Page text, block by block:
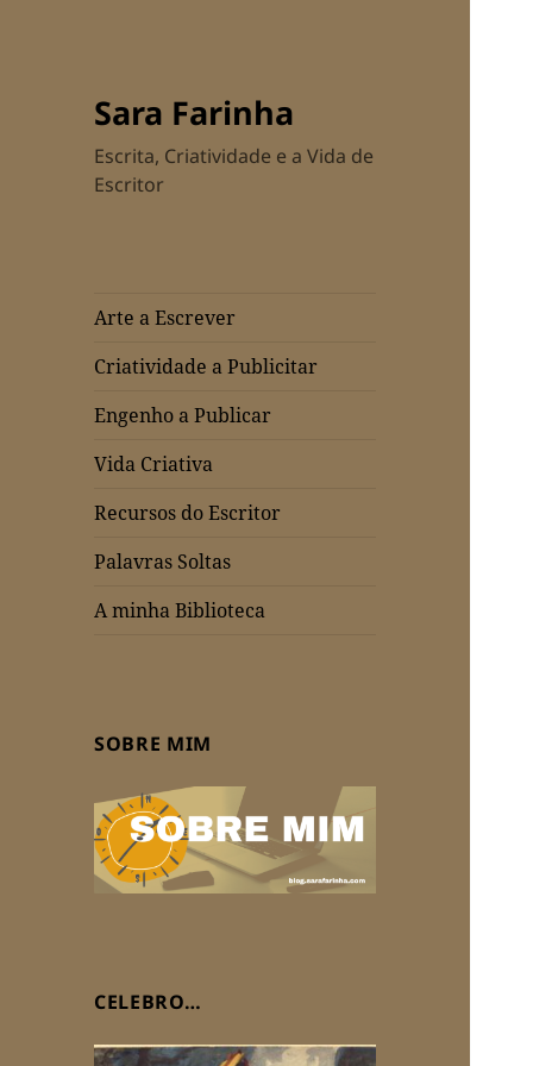
Sara Farinha
Escrita, Criatividade e a Vida de
Escritor
Arte a Escrever
Criatividade a Publicitar
Engenho a Publicar
Vida Criativa
Recursos do Escritor
Palavras Soltas
A minha Biblioteca
SOBRE MIM
CELEBRO…